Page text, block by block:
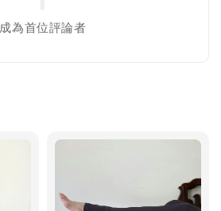
成為首位評論者